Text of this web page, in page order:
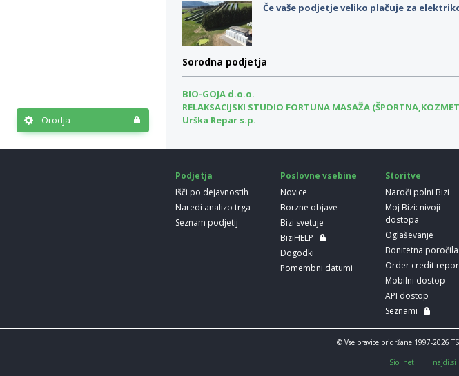
Orodja
Če vaše podjetje veliko plačuje za
Sorodna podjetja
BIO-GOJA d.o.o.
RELAKSACIJSKI STUDIO FORTUNA MASAŽA
Urška Repar s.p.
Podjetja
Išči po dejavnostih
Naredi analizo trga
Seznam podjetij
Poslovne vsebine
Novice
Borzne objave
Bizi svetuje
BiziHELP
Dogodki
Pomembni datumi
Storitve
Naroči polni Bizi
Moj Bizi: nivoji
dostopa
Oglaševanje
Bonitetna poročila
Order credit
Mobilni dostop
API dostop
Seznami
© Vse pravice pridržane 1997-2026
Siol.net najdi.si